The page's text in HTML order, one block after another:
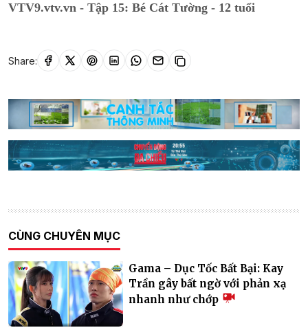
VTV9.vtv.vn - Tập 15: Bé Cát Tường - 12 tuổi
Share:
CÙNG CHUYÊN MỤC
Gama – Dục Tốc Bất Bại: Kay
Trần gây bất ngờ với phản xạ
nhanh như chớp